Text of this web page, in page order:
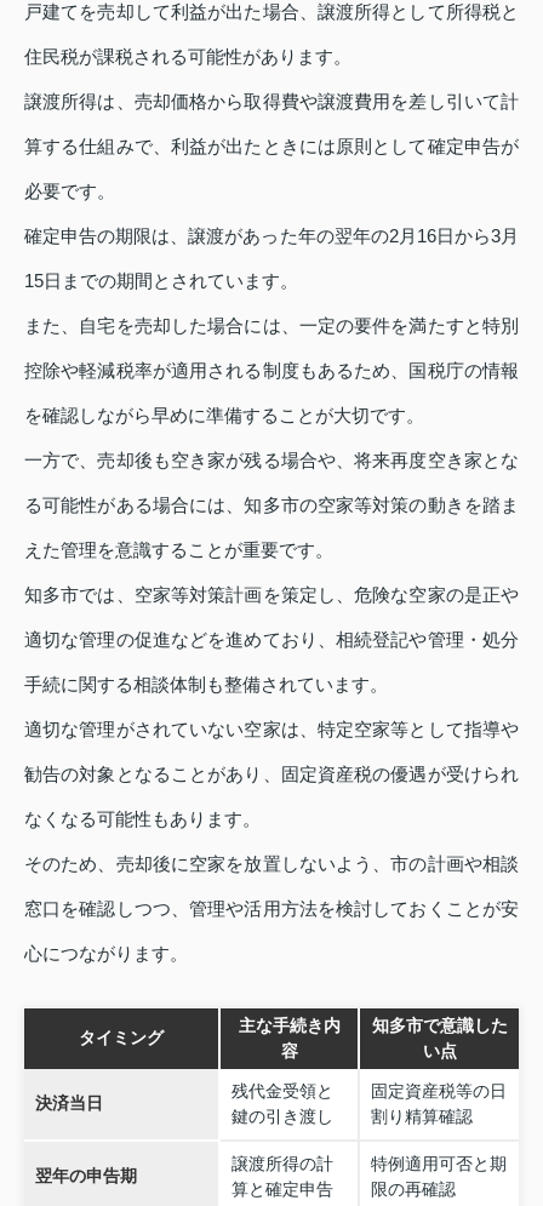
戸建てを売却して利益が出た場合、譲渡所得として所得税と
住民税が課税される可能性があります。
譲渡所得は、売却価格から取得費や譲渡費用を差し引いて計
算する仕組みで、利益が出たときには原則として確定申告が
必要です。
確定申告の期限は、譲渡があった年の翌年の2月16日から3月
15日までの期間とされています。
また、自宅を売却した場合には、一定の要件を満たすと特別
控除や軽減税率が適用される制度もあるため、国税庁の情報
を確認しながら早めに準備することが大切です。
一方で、売却後も空き家が残る場合や、将来再度空き家とな
る可能性がある場合には、知多市の空家等対策の動きを踏ま
えた管理を意識することが重要です。
知多市では、空家等対策計画を策定し、危険な空家の是正や
適切な管理の促進などを進めており、相続登記や管理・処分
手続に関する相談体制も整備されています。
適切な管理がされていない空家は、特定空家等として指導や
勧告の対象となることがあり、固定資産税の優遇が受けられ
なくなる可能性もあります。
そのため、売却後に空家を放置しないよう、市の計画や相談
窓口を確認しつつ、管理や活用方法を検討しておくことが安
心につながります。
タイミング
主な手続き内
容
知多市で意識した
い点
決済当日
残代金受領と
鍵の引き渡し
固定資産税等の日
割り精算確認
翌年の申告期
譲渡所得の計
算と確定申告
特例適用可否と期
限の再確認